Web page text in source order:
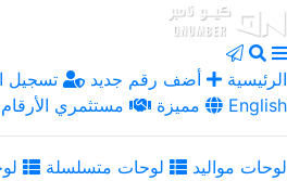
الرئيسية أضف رقم جديد تسجيل
مميزة
مستثمري الأرقام English
لوحات مواليد لوحات متسلسلة